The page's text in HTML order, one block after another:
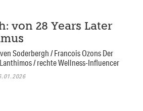
von 28 Years Later
Soderbergh / Francois Ozons Der
/ rechte Wellness-Influencer